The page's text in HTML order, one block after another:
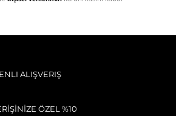
ALIŞVERIŞ
ÖZEL %10